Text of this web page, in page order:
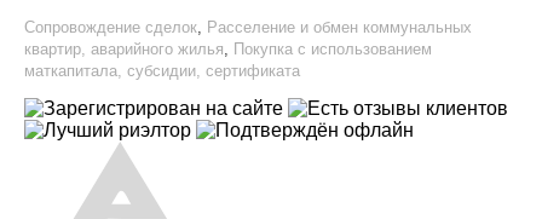
Сопровождение сделок, Расселение и обмен коммунальных
квартир, аварийного жилья, Покупка с использованием
маткапитала, субсидии, сертификата